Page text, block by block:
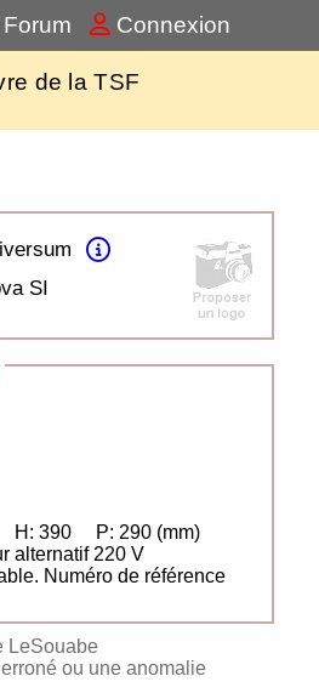
Forum Connexion
de la TSF
SI
H: 390 P: 290 (mm)
alternatif 220 V
Numéro de référence
LeSouabe
ou une anomalie